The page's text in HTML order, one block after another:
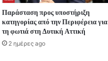
Παράσταση προς υποστήριξη
κατηγορίας από την Περιφέρεια για
τη φωτιά στη Δυτική Αττική
2 ημέρες ago